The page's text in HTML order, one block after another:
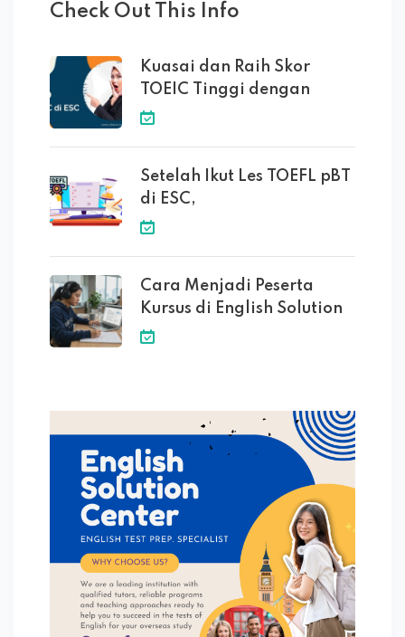
Check Out This Info
Kuasai dan Raih Skor
TOEIC Tinggi dengan
Setelah Ikut Les TOEFL pBT
di ESC,
Cara Menjadi Peserta
Kursus di English Solution